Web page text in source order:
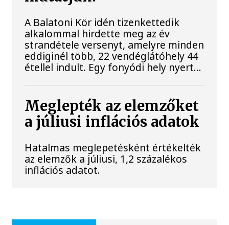
A Balatoni Kör idén tizenkettedik
alkalommal hirdette meg az év
strandétele versenyt, amelyre minden
eddiginél több, 22 vendéglátóhely 44
étellel indult. Egy fonyódi hely nyert...
Meglepték az elemzőket
a júliusi inflációs adatok
Hatalmas meglepetésként értékelték
az elemzők a júliusi, 1,2 százalékos
inflációs adatot.